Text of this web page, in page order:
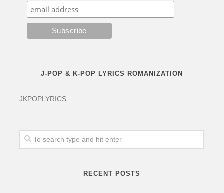
J-POP & K-POP LYRICS ROMANIZATION
JKPOPLYRICS
RECENT POSTS